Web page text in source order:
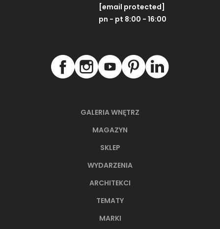
GALERIA WNĘTRZ
MAGAZYN
SKLEP
WYDARZENIA
ARCHITEKCI
TEMATY
MARKI
[email protected]
pn - pt 8:00 - 16:00